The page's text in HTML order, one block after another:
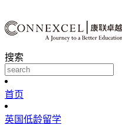
搜索
首页
英国低龄留学